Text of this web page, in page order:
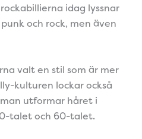
idag lyssnar
och rock, men även
valt en stil som är mer
kulturen lockar också
utformar håret i
talet och 60-talet.